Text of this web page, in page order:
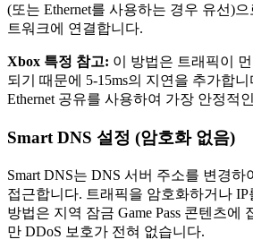
(또는 Ethernet를 사용하는 경우 유선)
트워크에 연결합니다.
Xbox 특정 참고: 이 방법은 트래픽이
되기 때문에 5-15ms의 지연을 추가합
Ethernet 공유를 사용하여 가장 안정적
Smart DNS 설정 (암호화 없음)
Smart DNS는 DNS 서버 주소를 변경하
접근합니다. 트래픽을 암호화하거나 IP
방법은 지역 잠금 Game Pass 콘텐츠에
만 DDoS 보호가 전혀 없습니다.